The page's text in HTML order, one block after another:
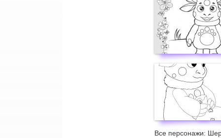
Все персонажи: